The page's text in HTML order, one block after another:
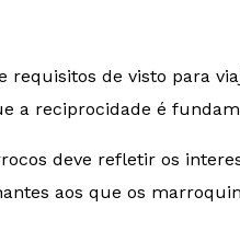
de visto para
a reciprocidade é
deve refletir os
aos que os